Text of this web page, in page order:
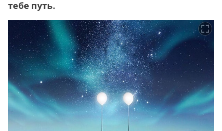
тебе путь.